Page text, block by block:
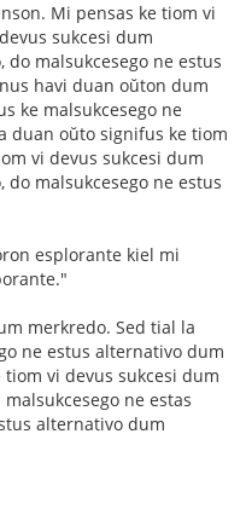
Mi pensas ke tiom vi
sukcesi dum
do malsukcesego ne estus
havi duan oŭton dum
ke malsukcesego ne
duan oŭto signifus ke tiom
vi devus sukcesi dum
do malsukcesego ne estus
esplorante kiel mi
merkredo. Sed tial la
ne estus alternativo dum
vi devus sukcesi dum
ne estas
alternativo dum